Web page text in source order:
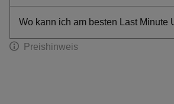
Wo kann ich am besten Last Minute
Preishinweis